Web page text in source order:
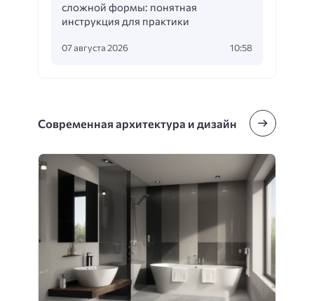
сложной формы: понятная
инструкция для практики
07 августа 2026 10:58
Современная архитектура и дизайн